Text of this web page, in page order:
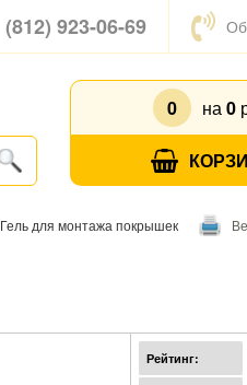
(812) 923-06-69
0 на 0
Гель для монтажа покрышек
Рейтинг: